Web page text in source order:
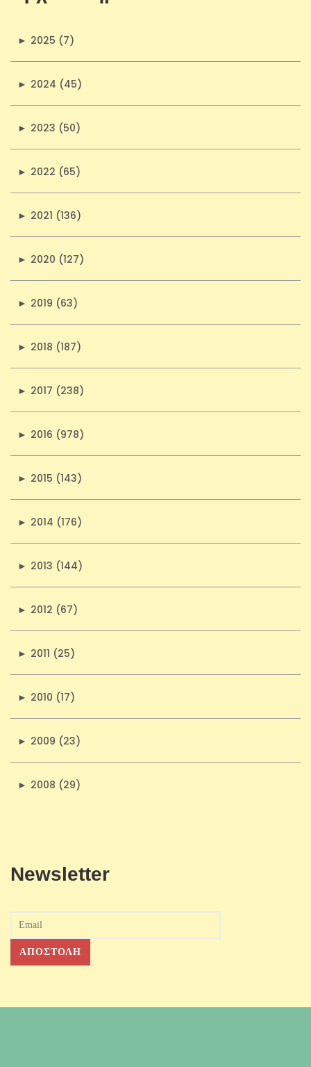
► 2025 (7)
► 2024 (45)
► 2023 (50)
► 2022 (65)
► 2021 (136)
► 2020 (127)
► 2019 (63)
► 2018 (187)
► 2017 (238)
► 2016 (978)
► 2015 (143)
► 2014 (176)
► 2013 (144)
► 2012 (67)
► 2011 (25)
► 2010 (17)
► 2009 (23)
► 2008 (29)
Newsletter